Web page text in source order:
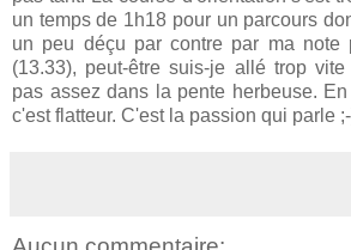
un temps de 1h18 pour un parcours
un peu déçu par contre par ma note
(13.33), peut-être suis-je allé trop
pas assez dans la pente herbeuse.
c'est flatteur. C'est la passion qui parle